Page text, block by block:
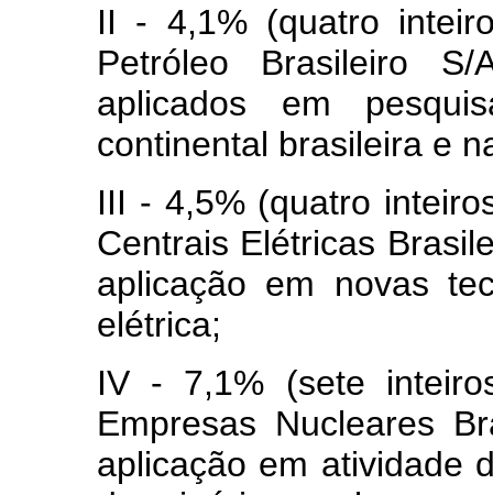
II - 4,1% (quatro
Petróleo Brasileiro
aplicados em
continental brasileira e
III - 4,5% (quatro
Centrais Elétricas
aplicação em novas
elétrica;
IV - 7,1% (sete
Empresas Nucleares
aplicação em atividade